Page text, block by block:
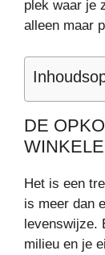
plek waar je
alleen maar
DE
Het is een
is meer dan
levenswijze.
milieu en je